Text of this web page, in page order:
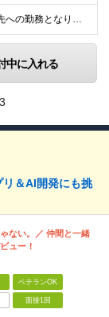
東京本社またはプロジェクト先への勤務となります ■本社 東京都豊島区南池袋3-13-8 ホウエイビル9F ＜アクセス＞ 各線「池袋駅」から徒歩5分 ■東京開発センター 東京都豊島区南池袋3-13-
中に入れる
＆AI開発にも挑
ない。／ 仲間と一緒
ュー！
ベテランOK
面接1回